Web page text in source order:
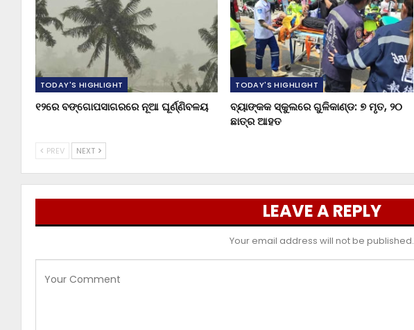
TODAY'S HIGHLIGHT
୧୨ରେ ବଙ୍ଗୋପସାଗରରେ ନୂଆ ଘୂର୍ଣ୍ଣିବଳୟ
TODAY'S HIGHLIGHT
ବ୍ୟାଙ୍କକ ସ୍କୁଲରେ ଗୁଳିକାଣ୍ଡ: ୭ ମୃତ, ୨୦
ଛାତ୍ର ଆହତ
PREV NEXT
LEAVE A REPLY
Your email address will not be published.